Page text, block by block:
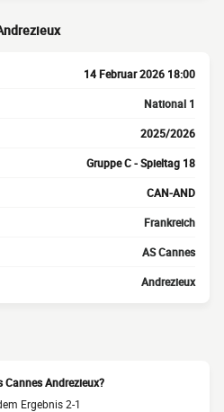
14 Februar 2026 18:00
National 1
2025/2026
Gruppe C - Spieltag 18
CAN-AND
Frankreich
AS Cannes
Andrezieux
Cannes Andrezieux?
Ergebnis 2-1